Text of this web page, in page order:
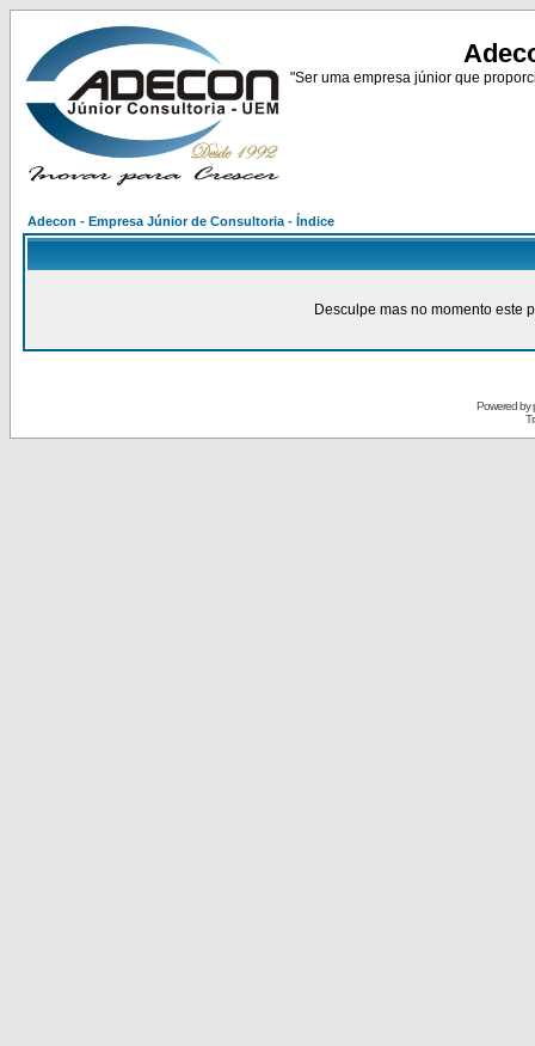
"Ser uma empresa júnior que
Adecon - Empresa Júnior de Consultoria - Índice
Desculpe mas no momento este
Powered by